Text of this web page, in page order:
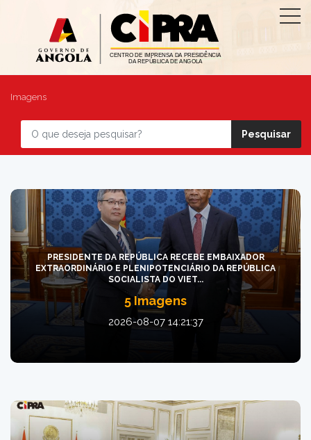
Imagens
PRESIDENTE DA REPÚBLICA RECEBE EMBAIXADOR
EXTRAORDINÁRIO E PLENIPOTENCIÁRIO DA REPÚBLICA
SOCIALISTA DO VIET...
5 Imagens
2026-08-07 14:21:37